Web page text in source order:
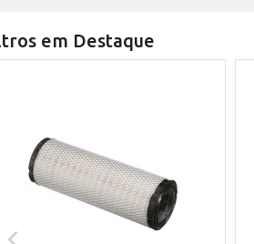
em Destaque